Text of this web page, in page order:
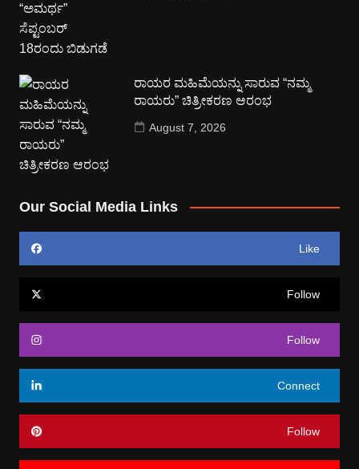
ರಾಯರ ಮಹಿಮೆಯನ್ನು ಸಾರುವ “ನಮ್ಮ
ರಾಯರು” ಚಿತ್ರೀಕರಣ ಆರಂಭ
August 7, 2026
Our Social Media Links
Like
Follow
Follow
Connect
Follow